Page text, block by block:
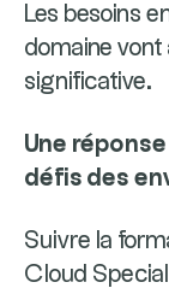
Les besoins
domaine
significative.
Une
défis des
Suivre la
Cloud